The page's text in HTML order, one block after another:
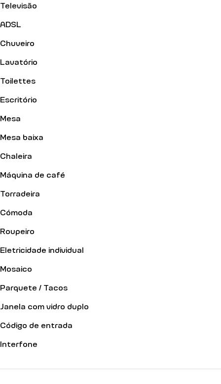
Televisão
ADSL
Chuveiro
Lavatório
Toilettes
Escritório
Mesa
Mesa baixa
Chaleira
Máquina de café
Torradeira
Cómoda
Roupeiro
Eletricidade individual
Mosaico
Parquete / Tacos
Janela com vidro duplo
Código de entrada
Interfone